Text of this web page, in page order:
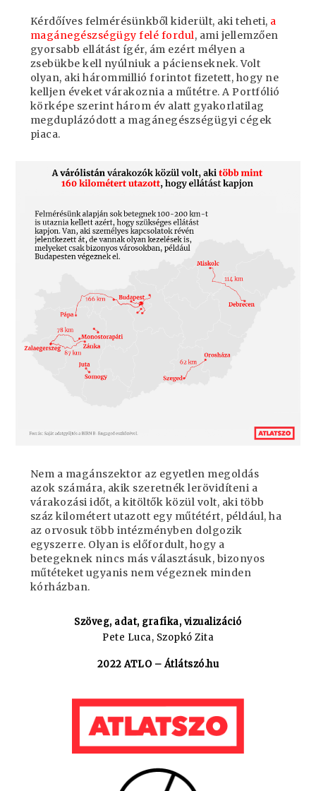
Kérdőíves felmérésünkből kiderült, aki teheti, a
magánegészségügy felé fordul, ami jellemzően
gyorsabb ellátást ígér, ám ezért mélyen a
zsebükbe kell nyúlniuk a pácienseknek. Volt
olyan, aki hárommillió forintot fizetett, hogy ne
kelljen éveket várakoznia a műtétre. A Portfólió
körképe szerint három év alatt gyakorlatilag
megduplázódott a magánegészségügyi cégek
piaca.
Nem a magánszektor az egyetlen megoldás
azok számára, akik szeretnék lerövidíteni a
várakozási időt, a kitöltők közül volt, aki több
száz kilométert utazott egy műtétért, például, ha
az orvosuk több intézményben dolgozik
egyszerre. Olyan is előfordult, hogy a
betegeknek nincs más választásuk, bizonyos
műtéteket ugyanis nem végeznek minden
kórházban.
Szöveg, adat, grafika, vizualizáció
Pete Luca, Szopkó Zita
2022 ATLO – Átlátszó.hu